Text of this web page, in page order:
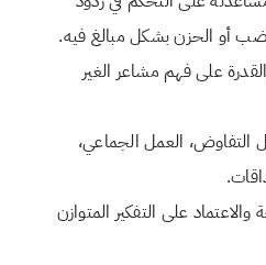
أو الحزن بشكل مبالغ فيه.
على فهم مشاعر الغير
التفاوض، العمل الجماعي،
على التفكير المتوازن